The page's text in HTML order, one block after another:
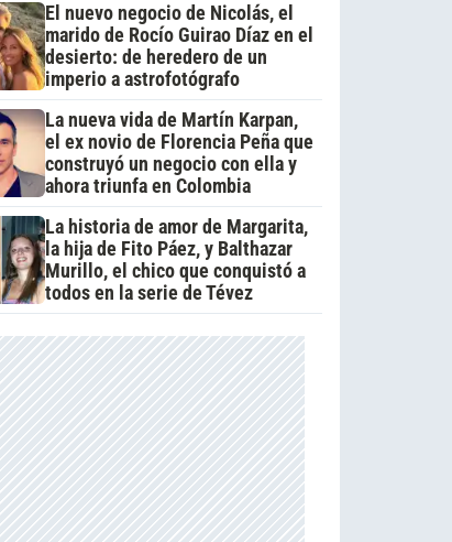
El nuevo negocio de Nicolás, el
marido de Rocío Guirao Díaz en el
desierto: de heredero de un
imperio a astrofotógrafo
La nueva vida de Martín Karpan,
el ex novio de Florencia Peña que
construyó un negocio con ella y
ahora triunfa en Colombia
La historia de amor de Margarita,
la hija de Fito Páez, y Balthazar
Murillo, el chico que conquistó a
todos en la serie de Tévez